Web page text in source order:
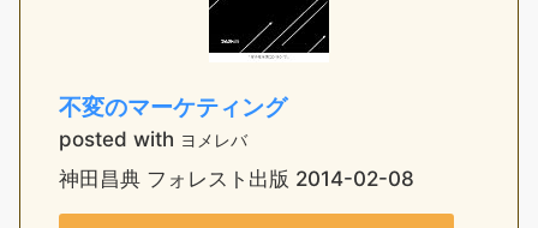
不変のマーケティング
posted with ヨメレバ
神田昌典 フォレスト出版 2014-02-08